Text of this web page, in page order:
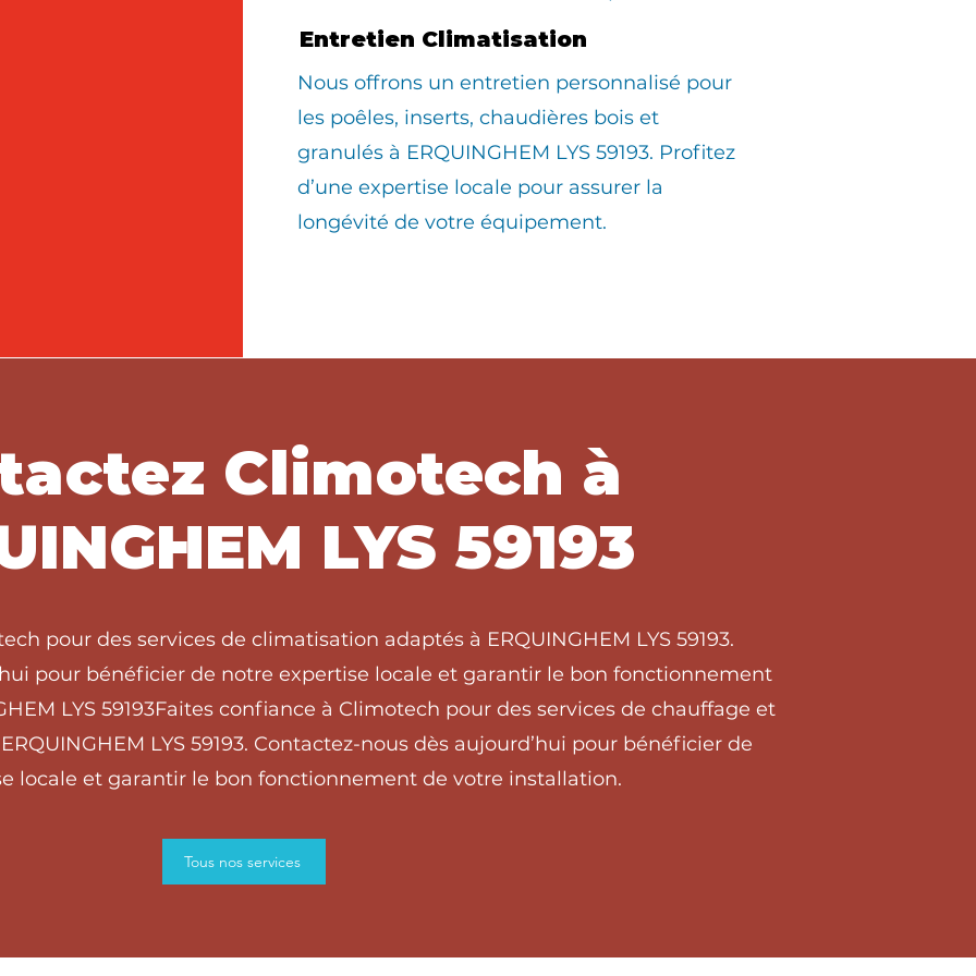
Entretien Climatisation
Nous offrons un entretien personnalisé pour
les poêles, inserts, chaudières bois et
granulés à ERQUINGHEM LYS 59193. Profitez
d’une expertise locale pour assurer la
longévité de votre équipement.
Climotech à
LYS 59193
pour des services de climatisation adaptés à ERQUINGHEM LYS 59193.
pour bénéficier de notre expertise locale et garantir le bon fonctionnement
LYS 59193Faites confiance à Climotech pour des services de chauffage et
LYS 59193. Contactez-nous dès aujourd’hui pour bénéficier de
locale et garantir le bon fonctionnement de votre installation.
Tous nos services